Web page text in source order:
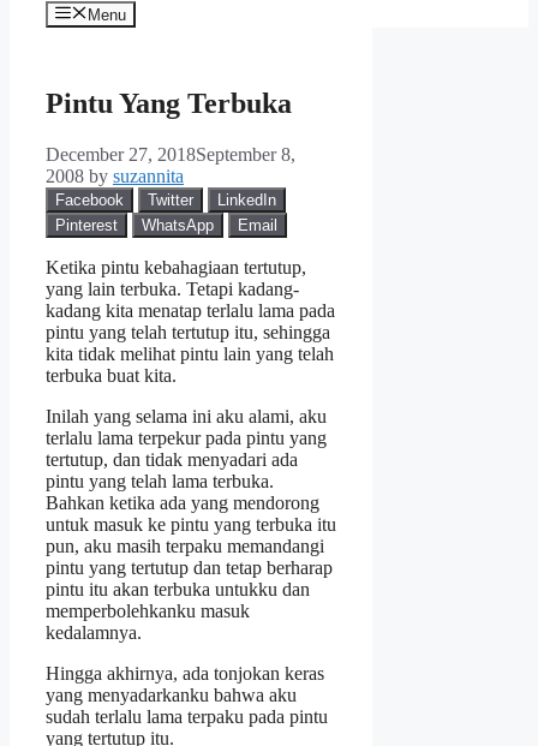
Menu
Pintu Yang Terbuka
December 27, 2018September 8,
2008 by suzannita
Facebook Twitter
LinkedIn
Pinterest
WhatsApp Email
Ketika pintu kebahagiaan tertutup,
yang lain terbuka. Tetapi kadang-
kadang kita menatap terlalu lama pada
pintu yang telah tertutup itu, sehingga
kita tidak melihat pintu lain yang telah
terbuka buat kita.
Inilah yang selama ini aku alami, aku
terlalu lama terpekur pada pintu yang
tertutup, dan tidak menyadari ada
pintu yang telah lama terbuka.
Bahkan ketika ada yang mendorong
untuk masuk ke pintu yang terbuka itu
pun, aku masih terpaku memandangi
pintu yang tertutup dan tetap berharap
pintu itu akan terbuka untukku dan
memperbolehkanku masuk
kedalamnya.
Hingga akhirnya, ada tonjokan keras
yang menyadarkanku bahwa aku
sudah terlalu lama terpaku pada pintu
yang tertutup itu.